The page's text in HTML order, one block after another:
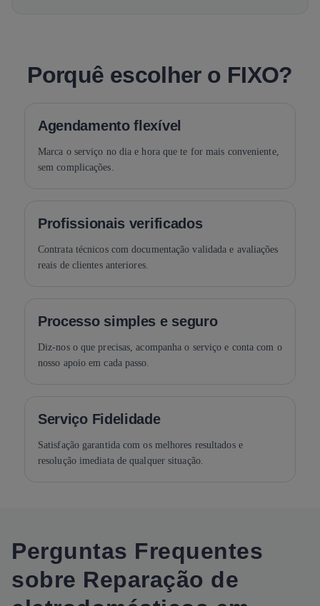
Porquê escolher o FIXO?
Agendamento flexível
Marca o serviço no dia e hora que te for mais conveniente,
sem complicações.
Profissionais verificados
Contrata técnicos com documentação validada e avaliações
reais de clientes anteriores.
Processo simples e seguro
Diz-nos o que precisas, acompanha o serviço e conta com o
nosso apoio em cada passo.
Serviço Fidelidade
Satisfação garantida com os melhores resultados e
resolução imediata de qualquer situação.
Perguntas Frequentes
sobre Reparação de